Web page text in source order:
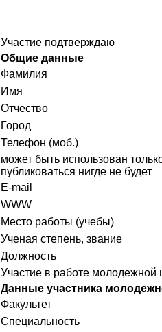
Участие подтверждаю
Общие данные
Фамилия
Имя
Отчество
Город
Телефон (моб.)
может быть использован
публиковаться нигде не будет
E-mail
WWW
Место работы (учебы)
Ученая степень, звание
Должность
Участие в работе молодежной
Данные участника
Факультет
Специальность